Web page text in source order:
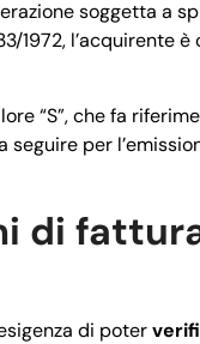
soggetta a
1972, l’acquirente
“S”, che fa
seguire per
di
di poter